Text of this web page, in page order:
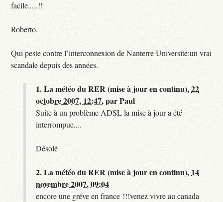
facile.....!!
Roberto,
Qui peste contre l’interconnexion de Nanterre Université:un vrai
scandale depuis des années.
1.La météo du RER (mise à jour en continu),22
octobre 2007, 12:47,parPaul
Suite à un problème ADSL la mise à jour a été
interrompue....
Désolé
2.La météo du RER (mise à jour en continu), 14
novembre 2007, 09:04
encore une gréve en france !!!venez vivre au canada